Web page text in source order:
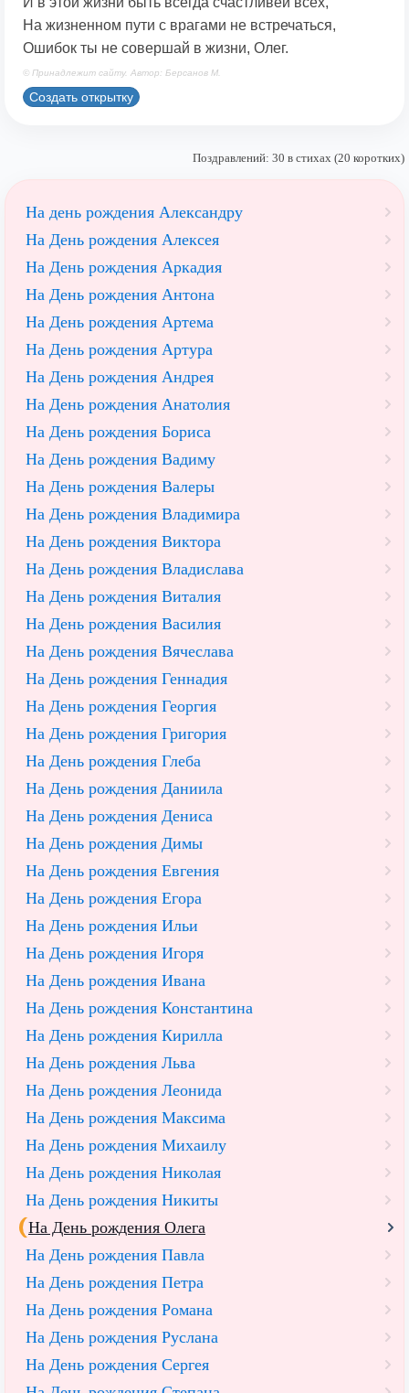
На жизненном пути с врагами не встречаться,
Ошибок ты не совершай в жизни, Олег.
© Принадлежит сайту. Автор: Берсанов М.
Создать открытку
Поздравлений: 30 в стихах (20 коротких)
На день рождения Александру
На День рождения Алексея
На День рождения Аркадия
На День рождения Антона
На День рождения Артема
На День рождения Артура
На День рождения Андрея
На День рождения Анатолия
На День рождения Бориса
На День рождения Вадиму
На День рождения Валеры
На День рождения Владимира
На День рождения Виктора
На День рождения Владислава
На День рождения Виталия
На День рождения Василия
На День рождения Вячеслава
На День рождения Геннадия
На День рождения Георгия
На День рождения Григория
На День рождения Глеба
На День рождения Даниила
На День рождения Дениса
На День рождения Димы
На День рождения Евгения
На День рождения Егора
На День рождения Ильи
На День рождения Игоря
На День рождения Ивана
На День рождения Константина
На День рождения Кирилла
На День рождения Льва
На День рождения Леонида
На День рождения Максима
На День рождения Михаилу
На День рождения Николая
На День рождения Никиты
На День рождения Олега
На День рождения Павла
На День рождения Петра
На День рождения Романа
На День рождения Руслана
На День рождения Сергея